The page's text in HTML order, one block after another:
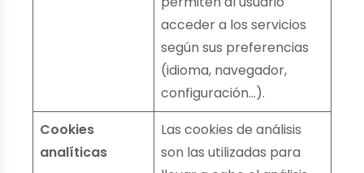
acceder a los servicios
según sus preferencias
(idioma, navegador,
configuración…).
Cookies
analíticas
Las cookies de análisis
son las utilizadas para